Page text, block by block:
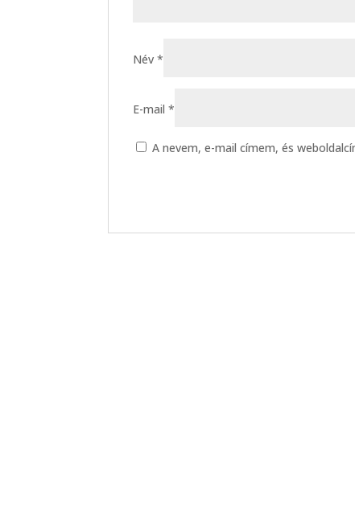
Név*
E-mail*
A nevem, e-mail címem, és